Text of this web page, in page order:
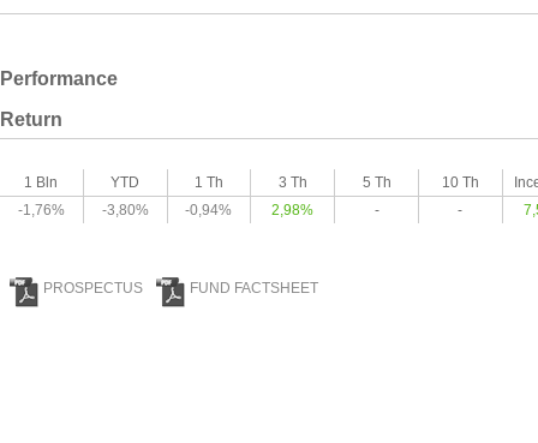
Performance
Return
1 Bln YTD 1 Th 3 Th 5 Th 10 Th
-1,76%
-3,80% -0,94% 2,98% - -
PROSPECTUS FUND FACTSHEET